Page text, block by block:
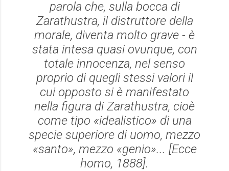
parola che, sulla bocca di
Zarathustra, il distruttore della
morale, diventa molto grave - è
stata intesa quasi ovunque, con
totale innocenza, nel senso
proprio di quegli stessi valori il
cui opposto si è manifestato
nella figura di Zarathustra, cioè
come tipo «idealistico» di una
specie superiore di uomo, mezzo
«santo», mezzo «genio»... [Ecce
homo, 1888].